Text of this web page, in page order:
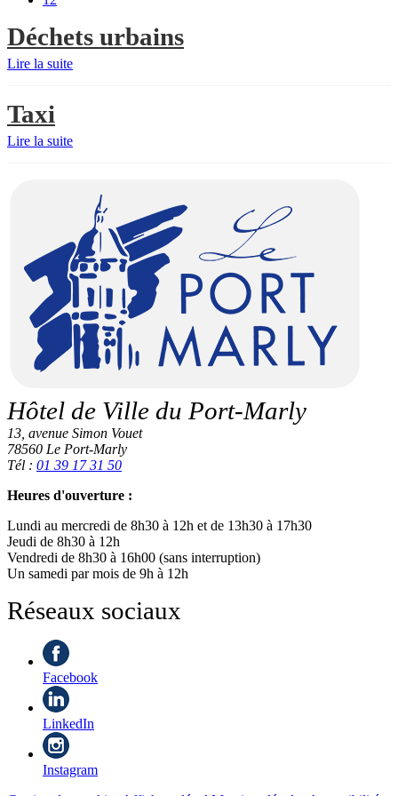
Déchets urbains
Lire la suite
Taxi
Lire la suite
Hôtel de Ville du Port-Marly
13, avenue Simon Vouet
78560 Le Port-Marly
Tél : 01 39 17 31 50
Heures d'ouverture :
Lundi au mercredi de 8h30 à 12h et de 13h30 à 17h30
Jeudi de 8h30 à 12h
Vendredi de 8h30 à 16h00 (sans interruption)
Un samedi par mois de 9h à 12h
Réseaux sociaux
Facebook
LinkedIn
Instagram